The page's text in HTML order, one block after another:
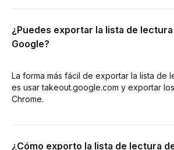
¿Puedes exportar la lista de
Google?
La forma más fácil de exportar la lista de
es usar takeout.google.com y exportar
Chrome.
¿Cómo exporto la lista de lectura